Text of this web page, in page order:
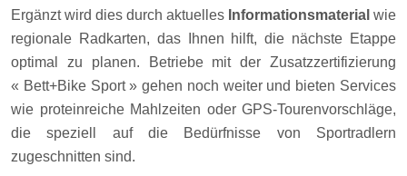
Ergänzt wird dies durch aktuelles Informationsmaterial wie
regionale Radkarten, das Ihnen hilft, die nächste Etappe
optimal zu planen. Betriebe mit der Zusatzzertifizierung
« Bett+Bike Sport » gehen noch weiter und bieten Services
wie proteinreiche Mahlzeiten oder GPS-Tourenvorschläge,
die speziell auf die Bedürfnisse von Sportradlern
zugeschnitten sind.